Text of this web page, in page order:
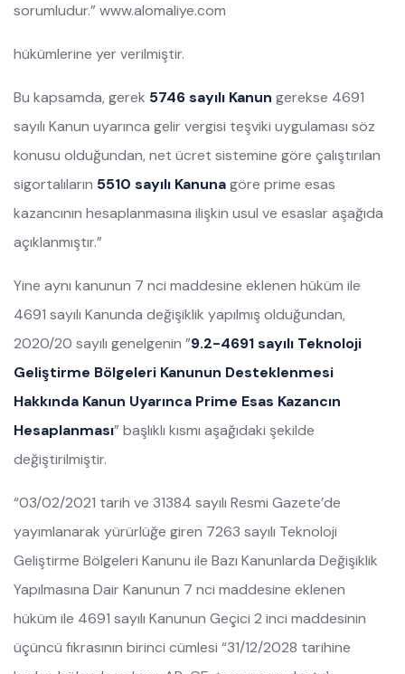
sorumludur.” www.alomaliye.com
hükümlerine yer verilmiştir.
Bu kapsamda, gerek 5746 sayılı Kanun gerekse 4691
sayılı Kanun uyarınca gelir vergisi teşviki uygulaması söz
konusu olduğundan, net ücret sistemine göre çalıştırılan
sigortalıların 5510 sayılı Kanunagöre prime esas
kazancının hesaplanmasına ilişkin usul ve esaslar aşağıda
açıklanmıştır.”
Yine aynı kanunun 7 nci maddesine eklenen hüküm ile
4691 sayılı Kanunda değişiklik yapılmış olduğundan,
2020/20 sayılı genelgenin ”9.2-4691 sayılı Teknoloji
Geliştirme Bölgeleri Kanunun Desteklenmesi
Hakkında Kanun Uyarınca Prime Esas Kazancın
Hesaplanması” başlıklı kısmı aşağıdaki şekilde
değiştirilmiştir.
“03/02/2021 tarih ve 31384 sayılı Resmi Gazete’de
yayımlanarak yürürlüğe giren 7263 sayılı Teknoloji
Geliştirme Bölgeleri Kanunu ile Bazı Kanunlarda Değişiklik
Yapılmasına Dair Kanunun 7 nci maddesine eklenen
hüküm ile 4691 sayılı Kanunun Geçici 2 inci maddesinin
üçüncü fıkrasının birinci cümlesi “31/12/2028 tarihine